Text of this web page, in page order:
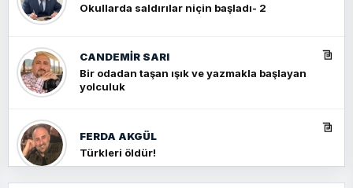
Okullarda saldırılar niçin başladı- 2
CANDEMIR SARI
Bir odadan taşan ışık ve yazmakla başlayan
yolculuk
FERDA AKGÜL
Türkleri öldür!